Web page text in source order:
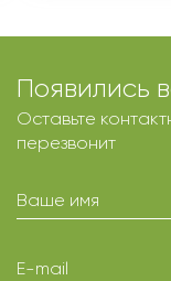
Появились
Оставьте
перезвонит
Ваше имя
E-mail